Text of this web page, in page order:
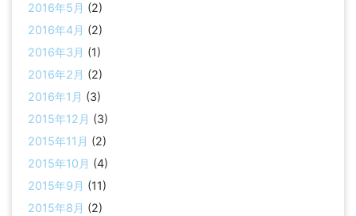
2016年5月 (2)
2016年4月 (2)
2016年3月 (1)
2016年2月 (2)
2016年1月 (3)
2015年12月 (3)
2015年11月 (2)
2015年10月 (4)
2015年9月 (11)
2015年8月 (2)